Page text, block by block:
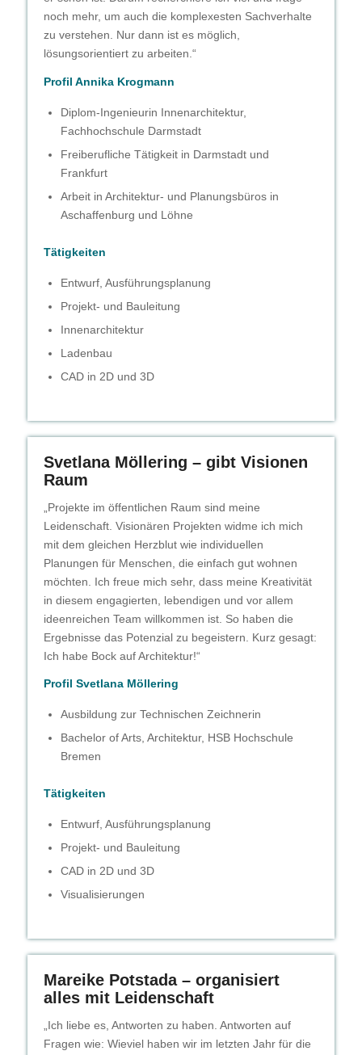
noch mehr, um auch die komplexesten Sachverhalte
zu verstehen. Nur dann ist es möglich,
lösungsorientiert zu arbeiten.“
Profil Annika Krogmann
Diplom-Ingenieurin Innenarchitektur,
Fachhochschule Darmstadt
Freiberufliche Tätigkeit in Darmstadt und
Frankfurt
Arbeit in Architektur- und Planungsbüros in
Aschaffenburg und Löhne
Tätigkeiten
Entwurf, Ausführungsplanung
Projekt- und Bauleitung
Innenarchitektur
Ladenbau
CAD in 2D und 3D
Svetlana Möllering – gibt Visionen
Raum
„Projekte im öffentlichen Raum sind meine
Leidenschaft. Visionären Projekten widme ich mich
mit dem gleichen Herzblut wie individuellen
Planungen für Menschen, die einfach gut wohnen
möchten. Ich freue mich sehr, dass meine Kreativität
in diesem engagierten, lebendigen und vor allem
ideenreichen Team willkommen ist. So haben die
Ergebnisse das Potenzial zu begeistern. Kurz gesagt:
Ich habe Bock auf Architektur!“
Profil Svetlana Möllering
Ausbildung zur Technischen Zeichnerin
Bachelor of Arts, Architektur, HSB Hochschule
Bremen
Tätigkeiten
Entwurf, Ausführungsplanung
Projekt- und Bauleitung
CAD in 2D und 3D
Visualisierungen
Mareike Potstada – organisiert
alles mit Leidenschaft
„Ich liebe es, Antworten zu haben. Antworten auf
Fragen wie: Wieviel haben wir im letzten Jahr für die